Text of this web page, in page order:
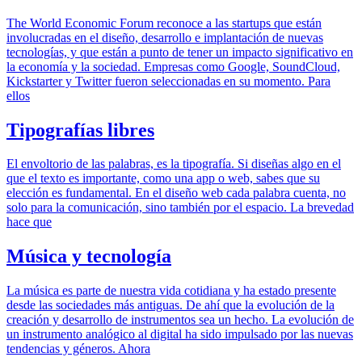
The World Economic Forum reconoce a las startups que están
involucradas en el diseño, desarrollo e implantación de nuevas
tecnologías, y que están a punto de tener un impacto significativo en
la economía y la sociedad. Empresas como Google, SoundCloud,
Kickstarter y Twitter fueron seleccionadas en su momento. Para
ellos
Tipografías libres
El envoltorio de las palabras, es la tipografía. Si diseñas algo en el
que el texto es importante, como una app o web, sabes que su
elección es fundamental. En el diseño web cada palabra cuenta, no
solo para la comunicación, sino también por el espacio. La brevedad
hace que
Música y tecnología
La música es parte de nuestra vida cotidiana y ha estado presente
desde las sociedades más antiguas. De ahí que la evolución de la
creación y desarrollo de instrumentos sea un hecho. La evolución de
un instrumento analógico al digital ha sido impulsado por las nuevas
tendencias y géneros. Ahora